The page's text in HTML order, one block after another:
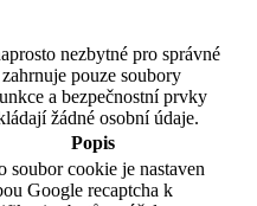
nezbytné pro správné
pouze soubory
a bezpečnostní prvky
žádné osobní údaje.
Popis
soubor cookie je nastaven
Google recaptcha k